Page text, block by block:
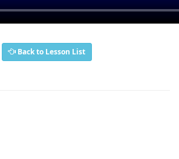
Back to Lesson List